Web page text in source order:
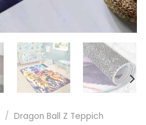
/ Dragon Ball Z Teppich